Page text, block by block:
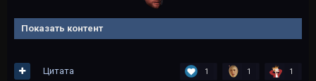
Показать контент
1 1 1
Цитата